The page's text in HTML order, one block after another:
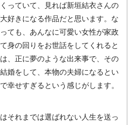
っていて、見れば新垣結衣さんの
好きになる作品だと思います。な
ても、あんなに可愛い女性が家政
身の回りをお世話をしてくれると
、正に夢のような出来事で、その
婚をして、本物の夫婦になるとい
幸せすぎるという感じがします。
それまでは選ばれない人生を送っ